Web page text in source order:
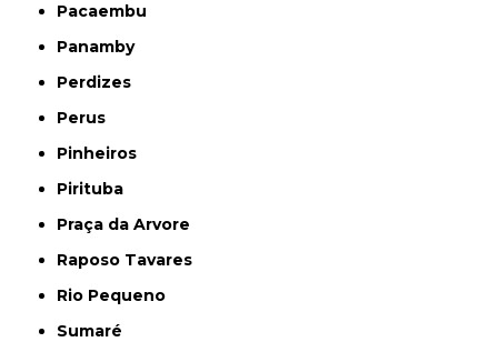
Pacaembu
Panamby
Perdizes
Perus
Pinheiros
Pirituba
Praça da Arvore
Raposo Tavares
Rio Pequeno
Sumaré